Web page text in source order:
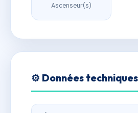
Ascenseur(s)
⚙️ Données techniques